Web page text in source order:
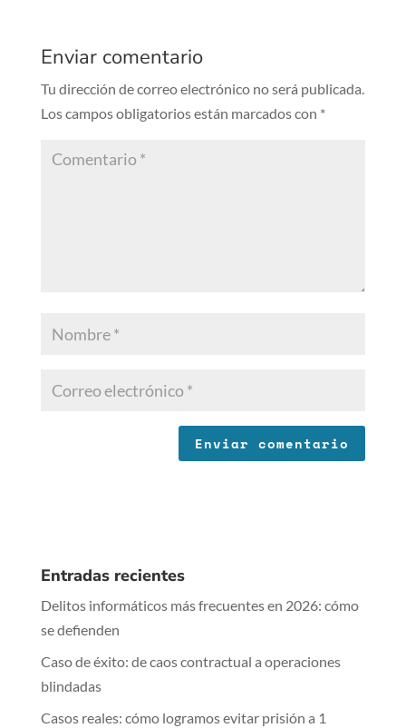
Enviar comentario
Tu dirección de correo electrónico no será publicada.
Los campos obligatorios están marcados con *
Entradas recientes
Delitos informáticos más frecuentes en 2026: cómo
se defienden
Caso de éxito: de caos contractual a operaciones
blindadas
Casos reales: cómo logramos evitar prisión a 1